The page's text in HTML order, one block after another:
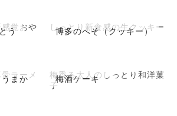
う
覚おや
博多のへそ（クッキー）
しっとり新食感の生クッキー
まか
ラーメ
梅酒ケーキ
梅香る大人のしっとり和洋菓
子